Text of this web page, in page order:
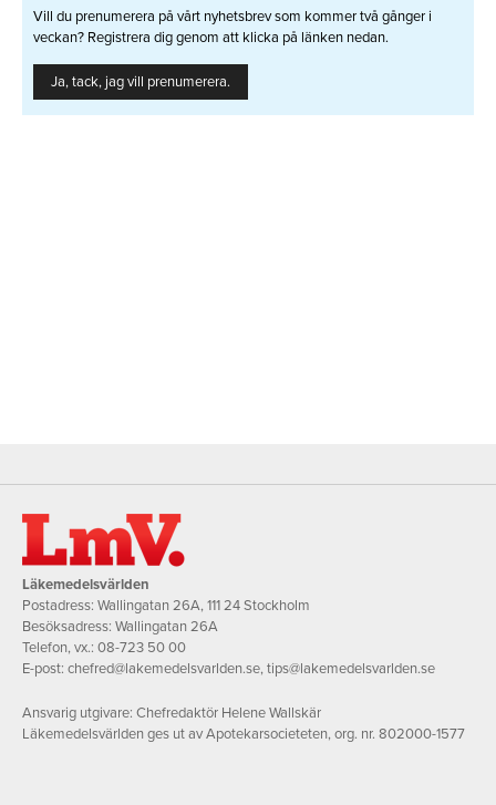
Vill du prenumerera på vårt nyhetsbrev som kommer två gånger i
veckan? Registrera dig genom att klicka på länken nedan.
Ja, tack, jag vill prenumerera.
Läkemedelsvärlden
Postadress: Wallingatan 26A, 111 24 Stockholm
Besöksadress: Wallingatan 26A
Telefon, vx.: 08-723 50 00
E-post: chefred@lakemedelsvarlden.se,tips@lakemedelsvarlden.se
Ansvarig utgivare: Chefredaktör Helene Wallskär
Läkemedelsvärlden ges ut av Apotekarsocieteten, org. nr. 802000-1577